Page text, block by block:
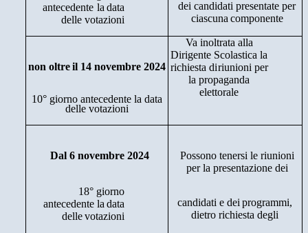
antecedente la data
delle votazioni
dei candidati presentate per
ciascuna componente
non oltre il 14 novembre 2024
Va inoltrata alla
Dirigente Scolastica la
richiesta diriunioni per
la propaganda
elettorale
10° giorno antecedente la data
delle votazioni
Dal 6 novembre 2024 Possono tenersi le riunioni
per la presentazione dei
18° giorno
antecedente la data
delle votazioni
candidati e dei programmi,
dietro richiesta degli